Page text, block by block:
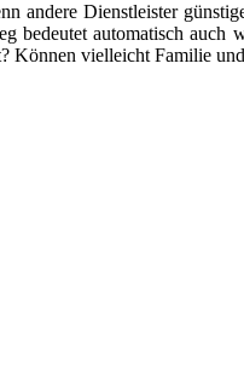
andere Dienstleister
automatisch auch
Können vielleicht Familie